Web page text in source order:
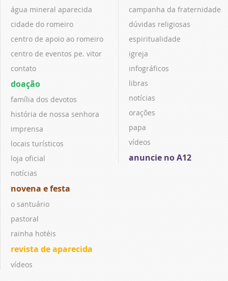
água mineral aparecida
cidade do romeiro
centro de apoio ao romeiro
centro de eventos pe. vitor
contato
doação
família dos devotos
história de nossa senhora
imprensa
locais turísticos
loja oficial
notícias
novena e festa
o santuário
pastoral
rainha hotéis
revista de aparecida
vídeos
campanha da fraternidade
dúvidas religiosas
espiritualidade
igreja
infográficos
libras
notícias
orações
papa
vídeos
anuncie no A12